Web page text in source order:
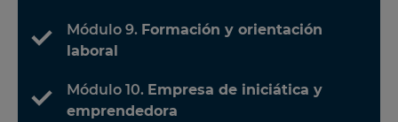
Módulo 9. Formación y orientación
laboral
Módulo 10. Empresa de iniciática y
emprendedora